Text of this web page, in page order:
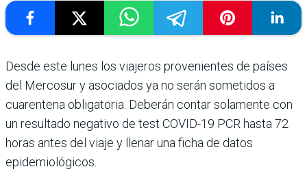
Desde este lunes los viajeros provenientes de países
del Mercosur y asociados ya no serán sometidos a
cuarentena obligatoria. Deberán contar solamente con
un resultado negativo de test COVID-19 PCR hasta 72
horas antes del viaje y llenar una ficha de datos
epidemiológicos.